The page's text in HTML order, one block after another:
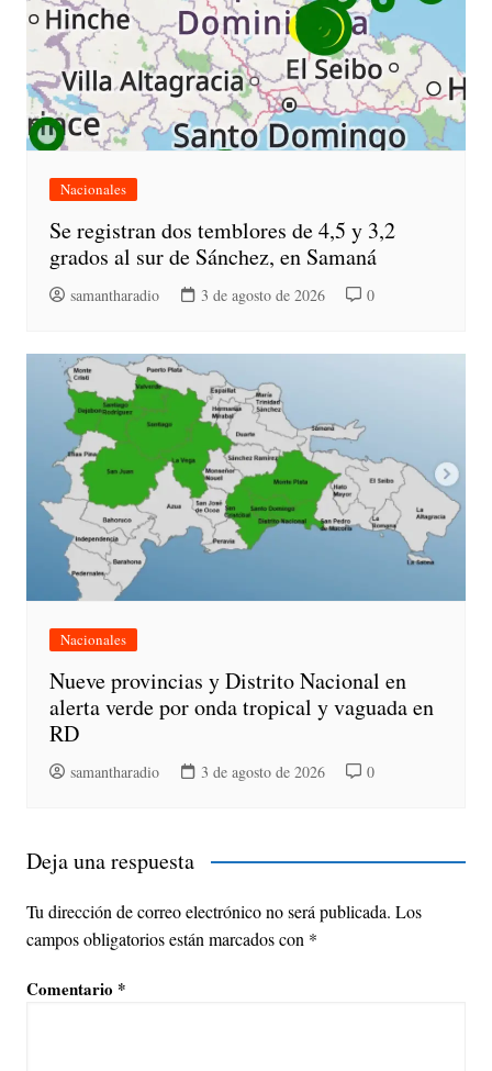
Nacionales
Se registran dos temblores de 4,5 y 3,2
grados al sur de Sánchez, en Samaná
samantharadio 3 de agosto de 2026 0
Nacionales
Nueve provincias y Distrito Nacional en
alerta verde por onda tropical y vaguada en
RD
samantharadio 3 de agosto de 2026 0
Deja una respuesta
Tu dirección de correo electrónico no será publicada. Los
campos obligatorios están marcados con *
Comentario *